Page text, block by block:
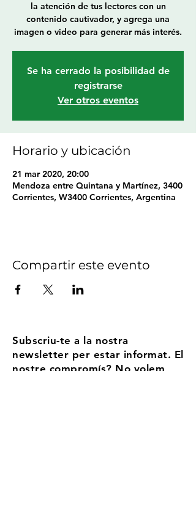
la atención de tus lectores con un
contenido cautivador, y agrega una
imagen o video para generar más interés.
Se ha cerrado la posibilidad de
registrarse
Ver otros eventos
Horario y ubicación
21 mar 2020, 20:00
Mendoza entre Quintana y Martínez, 3400
Corrientes, W3400 Corrientes, Argentina
Compartir este evento
Subscriu-te a la nostra
newsletter per estar informat. El
nostre compromís? No volem